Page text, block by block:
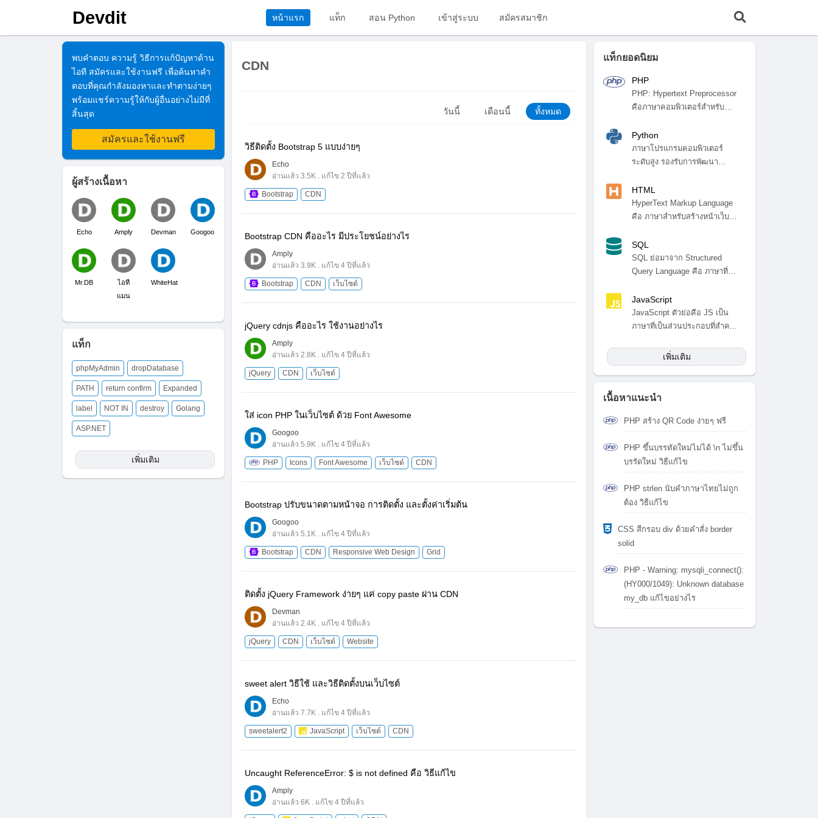
Devdit หน้าแรก แท็ก สอน Python เข้าสู่ระบบ สมัครสมาชิก
พบคำตอบ ความรู้ วิธีการแก้ปัญหาด้าน
ไอที สมัครและใช้งานฟรี เพื่อค้นหาคำ
ตอบที่คุณกำลังมองหาและทำตามง่ายๆ
พร้อมแชร์ความรู้ให้กับผู้อื่นอย่างไม่มีที่
สิ้นสุด
สมัครและใช้งานฟรี
ผู้สร้างเนื้อหา
Echo Amply Devman Googoo
Mr.DB
ไอที
แมน
WhiteHat
แท็ก
phpMyAdmin dropDatabase
PATH return confirm Expanded
label NOT IN destroy Golang
ASP.NET
เพิ่มเติม
CDN
ทั้งหมด
เดือนนี้
วันนี้
วิธีติดตั้ง Bootstrap 5 แบบง่ายๆ
Echo
อ่านแล้ว 3.5K . แก้ไข 2 ปีที่แล้ว
Bootstrap CDN
Bootstrap CDN คืออะไร มีประโยชน์อย่างไร
Amply
อ่านแล้ว 3.9K . แก้ไข 4 ปีที่แล้ว
Bootstrap CDN เว็บไซต์
jQuery cdnjs คืออะไร ใช้งานอย่างไร
Amply
อ่านแล้ว 2.8K . แก้ไข 4 ปีที่แล้ว
jQuery CDN เว็บไซต์
ใส่ icon PHP ในเว็บไซต์ ด้วย Font Awesome
Googoo
อ่านแล้ว 5.9K . แก้ไข 4 ปีที่แล้ว
PHP Icons Font Awesome เว็บไซต์ CDN
Bootstrap ปรับขนาดตามหน้าจอ การติดตั้ง และตั้งค่าเริ่มต้น
Googoo
อ่านแล้ว 5.1K . แก้ไข 4 ปีที่แล้ว
Bootstrap CDN Responsive Web Design Grid
ติดตั้ง jQuery Framework ง่ายๆ แค่ copy paste ผ่าน CDN
Devman
อ่านแล้ว 2.4K . แก้ไข 4 ปีที่แล้ว
jQuery CDN เว็บไซต์ Website
sweet alert วิธีใช้ และวิธีติดตั้งบนเว็บไซต์
Echo
อ่านแล้ว 7.7K . แก้ไข 4 ปีที่แล้ว
sweetalert2 JavaScript เว็บไซต์ CDN
Uncaught ReferenceError: $ is not defined คือ วิธีแก้ไข
Amply
อ่านแล้ว 6K . แก้ไข 4 ปีที่แล้ว
แท็กยอดนิยม
PHP
PHP: Hypertext Preprocessor
คือภาษาคอมพิวเตอร์สำหรับ
Python
ภาษาโปรแกรมคอมพิวเตอร์
ระดับสูง รองรับการพัฒนา
HTML
HyperText Markup Language
คือ ภาษาสำหรับสร้างหน้าเว็บ
SQL
SQL ย่อมาจาก Structured
Query Language คือ ภาษาที่ใช้
JavaScript
JavaScript ตัวย่อคือ JS เป็น
ภาษาที่เป็นส่วนประกอบที่สำค...
เพิ่มเติม
เนื้อหาแนะนำ
PHP สร้าง QR Code ง่ายๆ ฟรี
PHP ขึ้นบรรทัดใหม่ไม่ได้ \n ไม่ขึ้น
บรรัดใหม่ วิธีแก้ไข
PHP strlen นับคำภาษาไทยไม่ถูก
ต้อง วิธีแก้ไข
CSS สีกรอบ div ด้วยคำสั่ง border
solid
PHP - Warning: mysqli_connect():
(HY000/1049): Unknown database
my_db แก้ไขอย่างไร